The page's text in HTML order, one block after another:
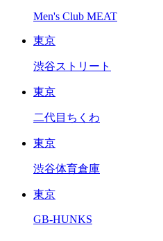
Men's Club MEAT
東京
渋谷ストリート
東京
二代目ちくわ
東京
渋谷体育倉庫
東京
GB-HUNKS